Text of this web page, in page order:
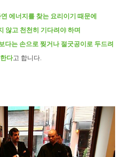
에너지를 찾는 요리이기 때문에
않고 천천히 기다려야 하며
다는 손으로 찢거나 절굿공이로 두드려
다고 합니다.